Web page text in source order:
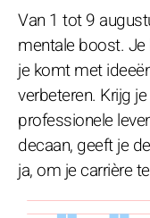
Van 1 tot 9
mentale boost. Je
je komt met
verbeteren. Krijg
professionele
decaan, geeft je
ja, om je carrière